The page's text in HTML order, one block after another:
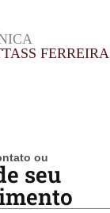
FERREIRA
ou
seu